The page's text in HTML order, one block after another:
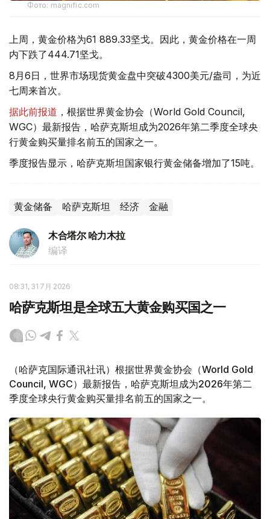
Фото: magnific.com
上周，黄金价格为61 889.33坚戈。因此，黄金价格在一周
内下跌了444.71坚戈。
8月6日，世界市场现货黄金盘中突破4300美元/盎司，为近
七周来首次。
据此前报道 ，根据世界黄金协会（World Gold Council,
WGC）最新报告，哈萨克斯坦成为2026年第二季度全球央
行黄金购买量排名前五的国家之一。
季度报告显示，哈萨克斯坦国家银行黄金储备增加了15吨。
黄金储备 哈萨克斯坦 经济 金融
木合塔尔 哈力木拉
编译
08:31, 31 7月 2026
哈萨克斯坦是全球五大黄金购买国之一
（哈萨克国际通讯社讯）根据世界黄金协会（World Gold
Council, WGC）最新报告，哈萨克斯坦成为2026年第二
季度全球央行黄金购买量排名前五的国家之一。